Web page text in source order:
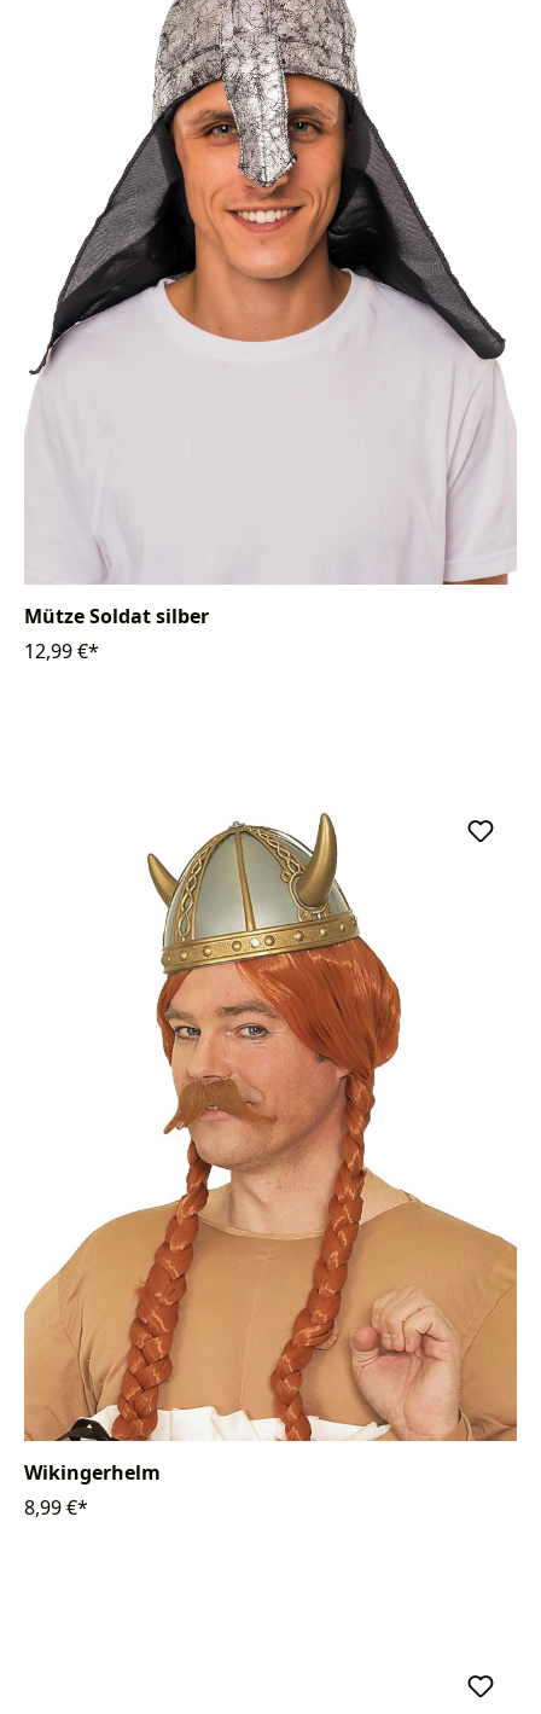
Mütze Soldat silber
12,99 €*
Wikingerhelm
8,99 €*